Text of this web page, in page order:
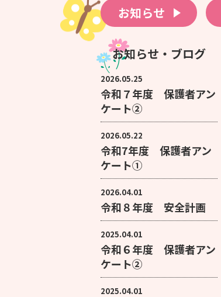
お知らせ
お知らせ・ブログ
2026.05.25
令和７年度 保護者アン
ケート②
2026.05.22
令和7年度 保護者アン
ケート①
2026.04.01
令和８年度 安全計画
2025.04.01
令和６年度 保護者アン
ケート②
2025.04.01